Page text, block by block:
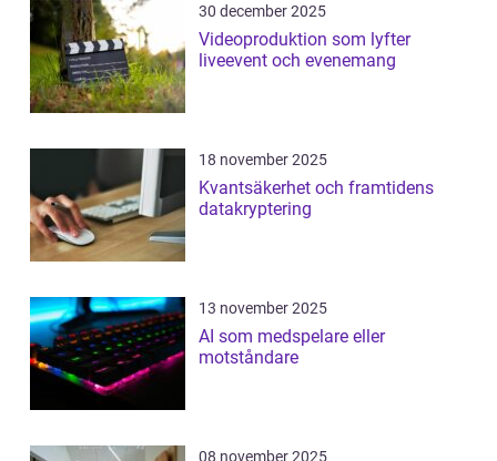
30 december 2025
Videoproduktion som lyfter
liveevent och evenemang
18 november 2025
Kvantsäkerhet och framtidens
datakryptering
13 november 2025
AI som medspelare eller
motståndare
08 november 2025